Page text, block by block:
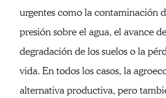
urgentes como la contaminación
presión sobre el agua, el avance
degradación de los suelos o la
vida. En todos los casos, la
alternativa productiva, pero